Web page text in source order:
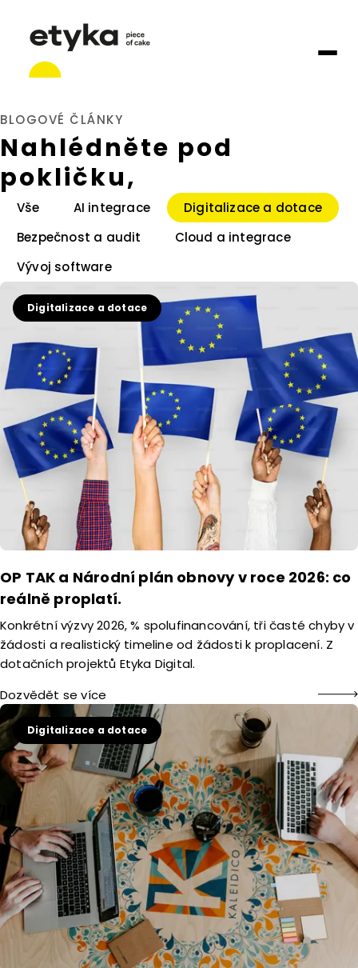
BLOGOVÉ ČLÁNKY
Nahlédněte pod
pokličku,
Vše AI integrace
Digitalizace a dotace
Bezpečnost a audit
Cloud a integrace
Vývoj software
Digitalizace a dotace
OP TAK a Národní plán obnovy v roce 2026: co
reálně proplatí.
Konkrétní výzvy 2026, % spolufinancování, tři časté chyby v
žádosti a realistický timeline od žádosti k proplacení. Z
dotačních projektů Etyka Digital.
Dozvědět se více
Digitalizace a dotace